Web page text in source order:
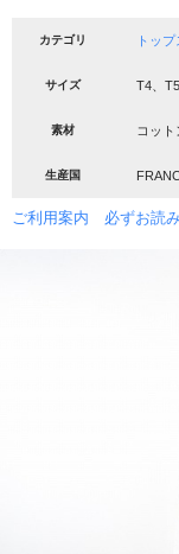
カテゴリ トップ
サイズ T4、
素材 コット
生産国
ご利用案内 必ずお読